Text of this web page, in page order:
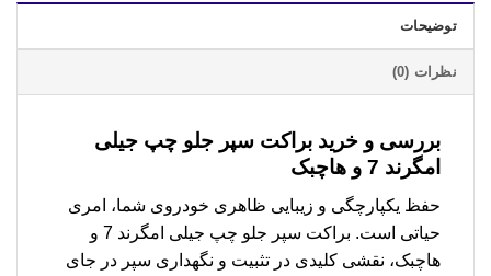
توضیحات
نظرات (0)
بررسی و خرید براکت سپر جلو چپ جیلی
امگرند 7 و هاچبک
حفظ یکپارچگی و زیبایی ظاهری خودروی شما، امری
حیاتی است. براکت سپر جلو چپ جیلی امگرند 7 و
هاچبک، نقشی کلیدی در تثبیت و نگهداری سپر در جای